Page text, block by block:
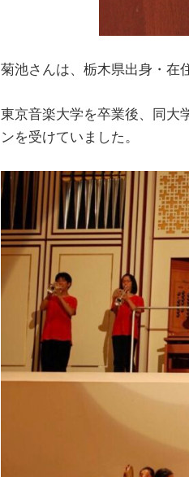
菊池さんは、栃木県出身・在
東京音楽大学を卒業後、同
ンを受けていました。